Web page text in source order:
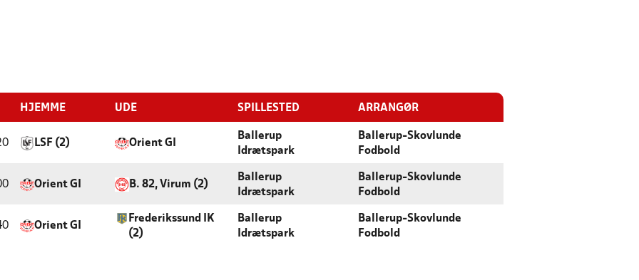
HJEMME UDE SPILLESTED ARRANGØR
LSF (2) Orient GI
Ballerup
Idrætspark
Ballerup-Skovlunde
Fodbold
Orient GI B. 82, Virum (2)
Ballerup
Idrætspark
Ballerup-Skovlunde
Fodbold
Orient GI
Frederikssund IK
(2)
Ballerup
Idrætspark
Ballerup-Skovlunde
Fodbold